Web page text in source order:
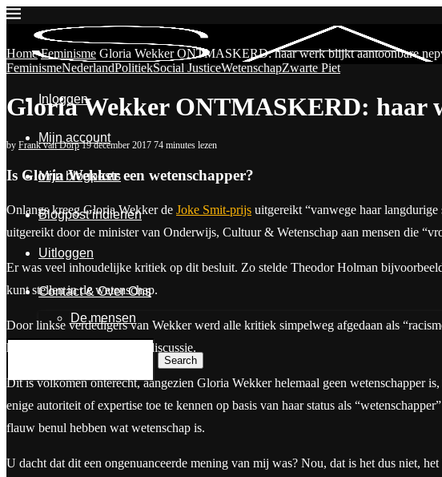
Inloggen
Mijn account
Mijn blogposts
Blogpost indienen
Uitloggen
Contact & Over Ons
De mensen
Search
Home Feminisme Gloria Wekker ONTMASKERD: haar werk blijkt aantoonbare
FeminismeNederlandPolitiekSocial JusticeWetenschapZwarte Piet
Gloria Wekker ONTMASKERD: haar
by Frank van Dorp 19 december 2017 74 minutes lezen
Is Gloria Wekker een wetenschapper?
Onlangs kreeg Gloria Wekker de Joke Smit-prijs uitgereikt “vanwege haar
uitgereikt door de minister van Onderwijs, Cultuur & Wetenschap aan mensen die
Er was veel inhoudelijke kritiek op dit besluit. Zo stelde Theodor Holman
kunt stellen in de wetenschap.
Door linkse verdedigers van Wekker werd alle kritiek simpelweg afgedaan als
heeft, is de gedachte. Einde discussie.
Dit is volkomen onterecht, aangezien Gloria Wekker helemaal geen wetenschapper
enige autoriteit of expertise toe te kennen op basis van haar status als
flauw benul hebben wat wetenschap is.
U dacht dat dit een ongenuanceerde mening van mij was? Nou, dat is het dus niet,